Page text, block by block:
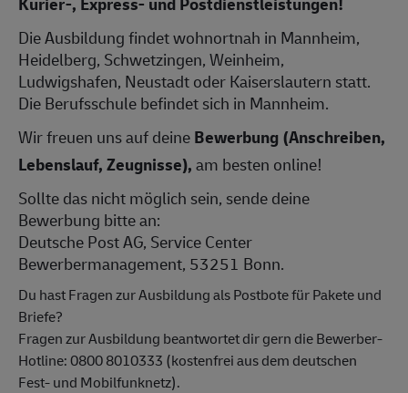
Die Ausbildung findet wohnortnah in Mannheim,
Heidelberg, Schwetzingen, Weinheim,
Ludwigshafen, Neustadt oder Kaiserslautern statt.
Die Berufsschule befindet sich in Mannheim.
Wir freuen uns auf deineBewerbung (Anschreiben,
Lebenslauf, Zeugnisse),am besten online!
Sollte das nicht möglich sein, sende deine
Bewerbung bitte an:
Deutsche Post AG, Service Center
Bewerbermanagement, 53251 Bonn.
Du hast Fragen zur Ausbildung als Postbote für Pakete und
Briefe?
Fragen zur Ausbildung beantwortet dir gern die Bewerber-
Hotline: 0800 8010333 (kostenfrei aus dem deutschen
Fest- und Mobilfunknetz).